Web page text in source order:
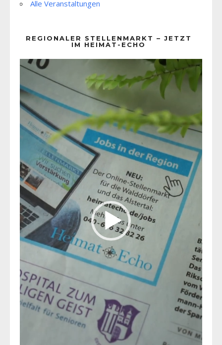
Alle Veranstaltungen
REGIONALER STELLENMARKT – JETZT
IM HEIMAT-ECHO
Player